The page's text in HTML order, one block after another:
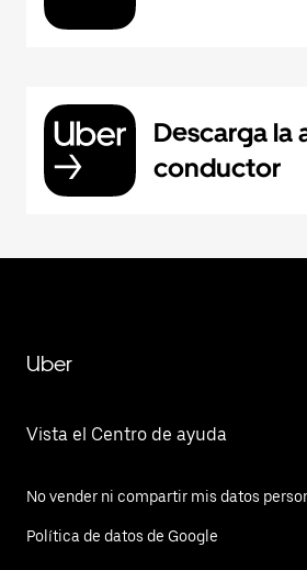
Descarga la
conductor
Uber
Vista el Centro de ayuda
No vender ni compartir mis datos
Política de datos de Google